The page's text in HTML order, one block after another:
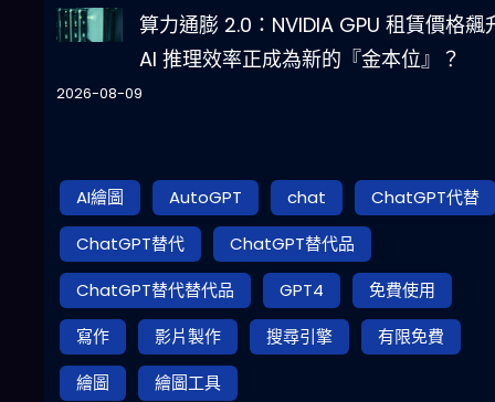
算力通膨 2.0：NVIDIA GPU 租賃價格飆
AI 推理效率正成為新的『金本位』？
2026-08-09
AI繪圖 AutoGPT chat
ChatGPT代替
ChatGPT替代
ChatGPT替代品
ChatGPT替代替代品
GPT4
免費使用
寫作
影片製作 搜尋引擎
有限免費
繪圖
繪圖工具